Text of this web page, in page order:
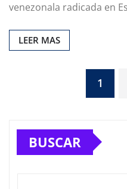
venezonala radicada en
LEER MAS
Paginación
de
entradas
1
BUSCAR